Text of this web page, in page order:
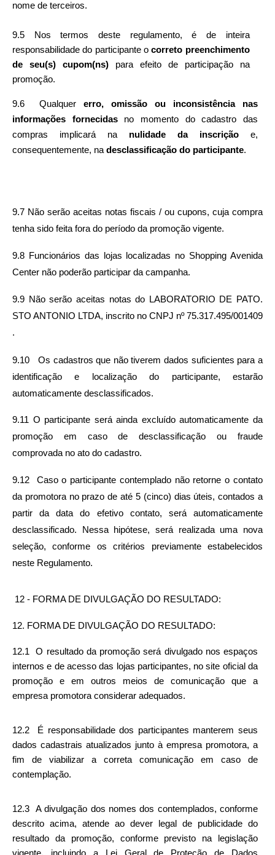
nome de terceiros.
9.5 Nos termos deste regulamento, é de inteira
responsabilidade do participante o correto preenchimento
de seu(s) cupom(ns) para efeito de participação na
promoção.
9.6  Qualquer erro, omissão ou inconsistência nas
informações fornecidas no momento do cadastro das
compras implicará na nulidade da inscrição e,
consequentemente, na desclassificação do participante.
9.7 Não serão aceitas notas fiscais / ou cupons, cuja compra
tenha sido feita fora do período da promoção vigente.
9.8 Funcionários das lojas localizadas no Shopping Avenida
Center não poderão participar da campanha.
9.9 Não serão aceitas notas do LABORATORIO DE PATO.
STO ANTONIO LTDA, inscrito no CNPJ nº 75.317.495/001409
.
9.10   Os cadastros que não tiverem dados suficientes para a
identificação e localização do participante, estarão
automaticamente desclassificados.
9.11 O participante será ainda excluído automaticamente da
promoção em caso de desclassificação ou fraude
comprovada no ato do cadastro.
9.12  Caso o participante contemplado não retorne o contato
da promotora no prazo de até 5 (cinco) dias úteis, contados a
partir da data do efetivo contato, será automaticamente
desclassificado. Nessa hipótese, será realizada uma nova
seleção, conforme os critérios previamente estabelecidos
neste Regulamento.
12 - FORMA DE DIVULGAÇÃO DO RESULTADO:
12. FORMA DE DIVULGAÇÃO DO RESULTADO:
12.1  O resultado da promoção será divulgado nos espaços
internos e de acesso das lojas participantes, no site oficial da
promoção e em outros meios de comunicação que a
empresa promotora considerar adequados.
12.2  É responsabilidade dos participantes manterem seus
dados cadastrais atualizados junto à empresa promotora, a
fim de viabilizar a correta comunicação em caso de
contemplação.
12.3  A divulgação dos nomes dos contemplados, conforme
descrito acima, atende ao dever legal de publicidade do
resultado da promoção, conforme previsto na legislação